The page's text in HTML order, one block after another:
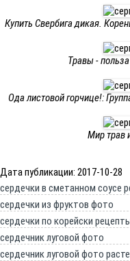
Купить Свербига дикая.
Травы -
Ода листовой горчице!:
Мир трав
Дата публикации: 2017-10-28
сердечки в сметанном соусе
сердечки из фруктов фото
сердечки по корейски
сердечник луговой фото
сердечник луговой фото